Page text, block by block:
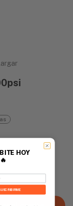
HOY
🔥